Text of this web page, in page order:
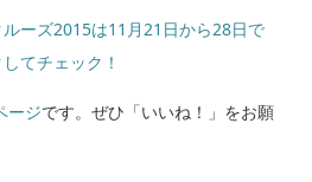
ーズ2015は11月21日から28日で
てチェック！
ージです。ぜひ「いいね！」をお願